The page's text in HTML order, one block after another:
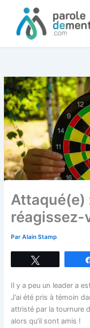
contenu
Attaqué(e)
réagissez-
ParAlain Stamp
Il y a peu un leader a
J’ai été pris à témoin
attristé par la tournure
alors qu’il sont amis !